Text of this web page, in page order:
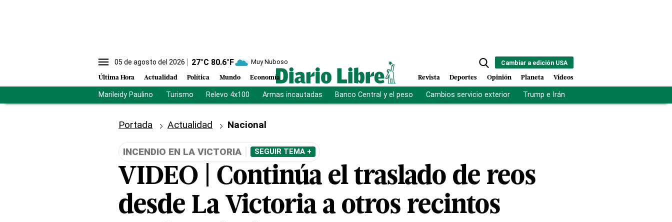
05 de agosto del 2026 27°C 80.6°F Muy Nuboso
Última Hora Actualidad Política Mundo Economía
Cambiar a edición USA
Revista Deportes Opinión Planeta Videos
Marileidy Paulino Turismo Relevo 4x100 Armas incautadas Banco Central y el peso Cambios servicio exterior Trump e Irán
Portada Actualidad Nacional
INCENDIO EN LA VICTORIA SEGUIR TEMA +
VIDEO | Continúa el traslado de reos
desde La Victoria a otros recintos